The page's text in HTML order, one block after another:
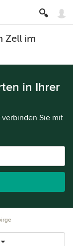
Zell im
in Ihrer
Sie mit